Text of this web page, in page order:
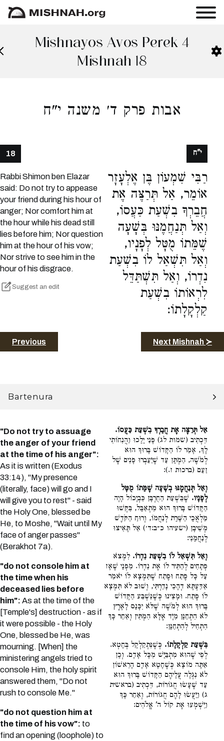
Mishnayos Avos Perek 4
Mishnah 18
אבות פרק ד׳ משנה י"ח
18
Rabbi Shimon ben Elazar
said: Do not try to appease
your friend during his hour of
anger; Nor comfort him at
the hour while his dead still
lies before him; Nor question
him at the hour of his vow;
Nor strive to see him in the
hour of his disgrace.
Suggest an edit
רַבִּי שִׁמְעוֹן בֶּן אֶלְעָזָר
אוֹמֵר, אַל תְּרַצֶּה אֶת
חֲבֵרְךָ בִשְׁעַת כַּעֲסוֹ,
וְאַל תְּנַחֲמֶנּוּ בְּשָׁעָה
שֶׁמֵּתוֹ מֻטָּל לְפָנָיו,
וְאַל תִּשְׁאַל לוֹ בִשְׁעַת
נִדְרוֹ, וְאַל תִּשְׁתַּדֵּל
לִרְאוֹתוֹ בִשְׁעַת
קַלְקָלָתוֹ:
י"ח
Previous Next Mishnah ≻
Bartenura
"Do not try to assuage
the anger of your friend
at the time of his anger":
As it is written (Exodus
33:14), "My presence
(literally, face) will go and I
will give you to rest" - said
the Holy One, blessed be
He, to Moshe, "Wait until My
face of anger passes"
(Berakhot 7a).
"do not console him at
the time when his
deceased lies before
him": As at the time of the
[Temple's] destruction - as if
it were possible - the Holy
One, blessed be He, was
mourning. [When] the
ministering angels tried to
console Him, the holy spirit
answered them, "Do not
rush to console Me."
"do not question him at
the time of his vow": to
find an opening (loophole) to
אַל תְּרַצֶּה אֶת חֲבֵרְךָ בִשְׁעַת כַּעֲסוֹ.
דִּכְתִיב (שמות לג) פָּנַי יֵלֵכוּ וַהֲנִחוֹתִי
לָךְ, אָמַר לוֹ הַקָּדוֹשׁ בָּרוּךְ הוּא
לְמֹשֶׁה, הַמְתֵּן עַד שֶׁיַּעַבְרוּ פָּנִים שֶׁל
זַעַם (ברכות ז.):
וְאַל תְּנַחֲמֶנּוּ בְשָׁעָה שֶׁמֵּתוֹ מֻטָּל
לְפָנָיו. שֶׁבִּשְׁעַת הַחֻרְבָּן כִּבְיָכוֹל הָיָה
הַקָּדוֹשׁ בָּרוּךְ הוּא מִתְאַבֵּל, בִּקְּשׁוּ
מַלְאֲכֵי הַשָּׁרֵת לְנַחֲמוֹ, וְרוּחַ הַקֹּדֶשׁ
מְשִׁיבָן (ישעיהו כ״ב:ד׳) אַל תָּאִיצוּ
לְנַחֲמֵנִי:
וְאַל תִּשְׁאַל לוֹ בִשְׁעַת נִדְרוֹ. לִמְצֹא
פְּתָחִים לְהַתִּיר לוֹ אֶת נִדְרוֹ. מִפְּנֵי שֶׁאָז
עַל כָּל פֶּתַח וּפֶתַח שֶׁתִּמְצָא לוֹ יֹאמַר
אַדַּעְתָּא דְהָכִי נָדַרְתִּי, וְשׁוּב לֹא תִּמְצָא
לוֹ פֶּתַח. וּמָצִינוּ כְּשֶׁנִּשְׁבַּע הַקָּדוֹשׁ
בָּרוּךְ הוּא לְמֹשֶׁה שֶׁלֹּא יִכָּנֵס לָאָרֶץ
לֹא הִתְחַנֵּן מִיָּד אֶלָּא הִמְתִּין וְאַחַר כָּךְ
הִתְחִיל לְהִתְחַנֵּן:
בִּשְׁעַת קַלְקָלָתוֹ. כְּשֶׁנִּתְקַלְקֵל בְּחֵטְא.
לְפִי שֶׁהוּא מִתְבַּיֵּשׁ מִכָּל אָדָם. וְכֵן
אַתָּה מוֹצֵא כְּשֶׁחָטָא אָדָם הָרִאשׁוֹן
לֹא נִגְלָה עֲלֵיהֶם הַקָּדוֹשׁ בָּרוּךְ הוּא
עַד שֶׁעָשׂוּ חֲגוֹרוֹת, דִּכְתִיב (בראשית
ג) וַיַּעֲשׂוּ לָהֶם חֲגוֹרוֹת, וְאַחַר כָּךְ
וַיִּשְׁמְעוּ אֶת קוֹל ה' אֱלֹהִים: